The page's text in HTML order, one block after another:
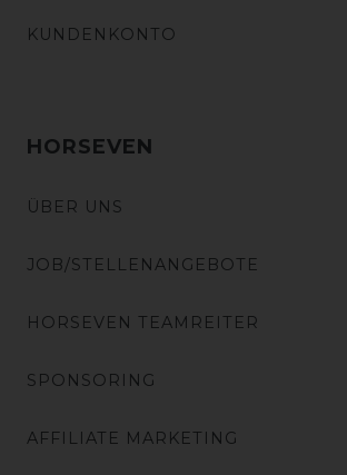
KUNDENKONTO
HORSEVEN
ÜBER UNS
JOB/STELLENANGEBOTE
HORSEVEN TEAMREITER
SPONSORING
AFFILIATE MARKETING